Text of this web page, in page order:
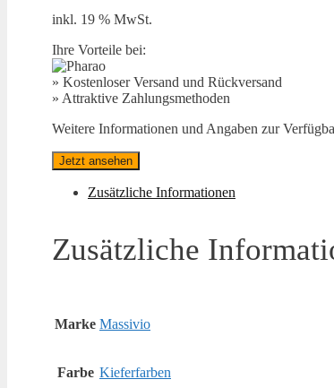
inkl. 19 % MwSt.
Ihre Vorteile bei:
» Kostenloser Versand und Rückversand
» Attraktive Zahlungsmethoden
Weitere Informationen und Angaben zur
Jetzt ansehen
Zusätzliche Informationen
Zusätzliche
Marke Massivio
Farbe Kieferfarben